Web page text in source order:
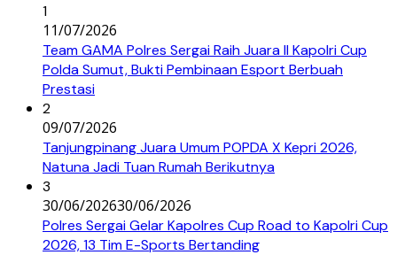
1
11/07/2026
Team GAMA Polres Sergai Raih Juara II Kapolri Cup
Polda Sumut, Bukti Pembinaan Esport Berbuah
Prestasi
2
09/07/2026
Tanjungpinang Juara Umum POPDA X Kepri 2026,
Natuna Jadi Tuan Rumah Berikutnya
3
30/06/202630/06/2026
Polres Sergai Gelar Kapolres Cup Road to Kapolri Cup
2026, 13 Tim E-Sports Bertanding